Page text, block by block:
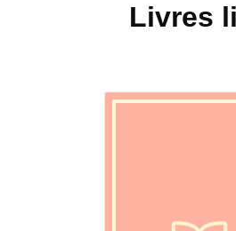
Livres